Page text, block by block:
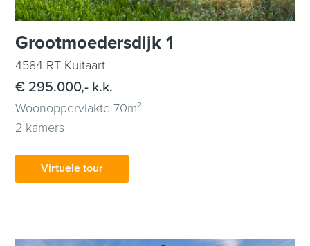
Grootmoedersdijk 1
4584 RT Kuitaart
€ 295.000,- k.k.
Woonoppervlakte 70m²
2 kamers
Virtuele tour